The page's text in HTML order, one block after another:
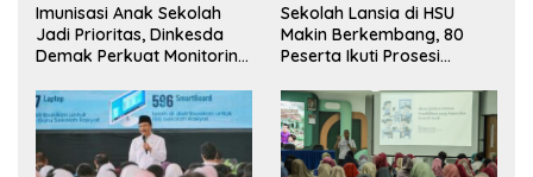
Imunisasi Anak Sekolah
Jadi Prioritas, Dinkesda
Demak Perkuat Monitoring
Sekolah Lansia di HSU
Makin Berkembang, 80
Peserta Ikuti Prosesi